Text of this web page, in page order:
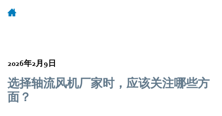
2026年2月9日
选择轴流风机厂家时，应该关注哪些方
面？